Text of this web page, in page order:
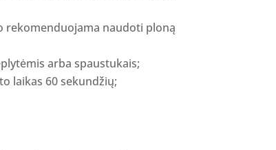
rekomenduojama naudoti ploną
arba spaustukais;
laikas 60 sekundžių;